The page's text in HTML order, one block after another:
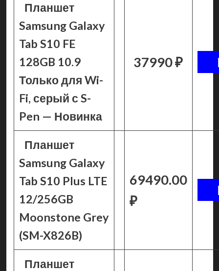
Планшет
Samsung Galaxy
Tab S10 FE
128GB 10.9
Только для Wi-
Fi, серый с S-
Pen — Новинка
37990 ₽
Планшет
Samsung Galaxy
Tab S10 Plus LTE
12/256GB
Moonstone Grey
(SM-X826B)
69490.00
₽
Планшет